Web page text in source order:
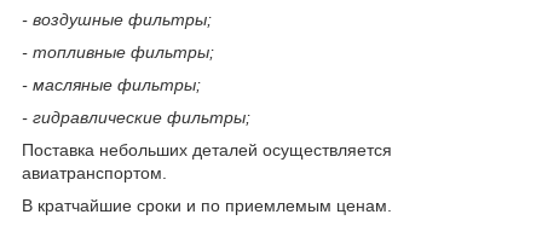
- воздушные фильтры;
- топливные фильтры;
- масляные фильтры;
- гидравлические фильтры;
Поставка небольших деталей осуществляется
авиатранспортом.
В кратчайшие сроки и по приемлемым ценам.